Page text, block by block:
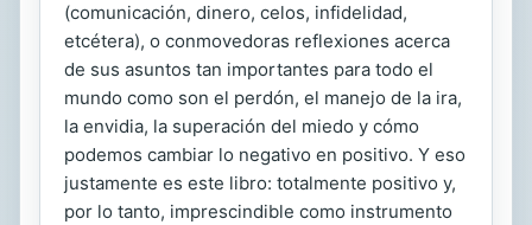
(comunicación, dinero, celos, infidelidad,
etcétera), o conmovedoras reflexiones acerca
de sus asuntos tan importantes para todo el
mundo como son el perdón, el manejo de la ira,
la envidia, la superación del miedo y cómo
podemos cambiar lo negativo en positivo. Y eso
justamente es este libro: totalmente positivo y,
por lo tanto, imprescindible como instrumento